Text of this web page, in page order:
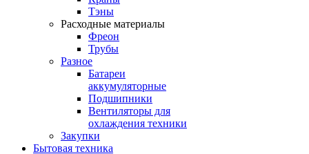
Тэны
Расходные материалы
Фреон
Трубы
Разное
Батареи
аккумуляторные
Подшипники
Вентиляторы для
охлаждения техники
Закупки
Бытовая техника